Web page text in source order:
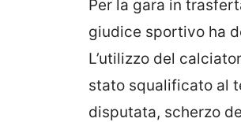
Per la gara in
giudice sportivo ha
L’utilizzo del
stato squalificato al
disputata, scherzo